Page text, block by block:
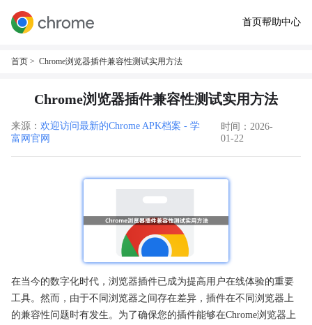
首页帮助中心
首页 > Chrome浏览器插件兼容性测试实用方法
Chrome浏览器插件兼容性测试实用方法
来源： 欢迎访问最新的Chrome APK档案 - 学
富网官网
时间：2026-
01-22
在当今的数字化时代，浏览器插件已成为提高用户在线体验的重要
工具。然而，由于不同浏览器之间存在差异，插件在不同浏览器上
的兼容性问题时有发生。为了确保您的插件能够在Chrome浏览器上